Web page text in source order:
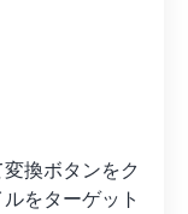
換ボタンをク
をターゲット